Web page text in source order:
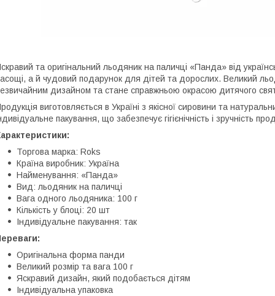
та оригінальний льодяник на паличці «Панда» від
а й чудовий подарунок для дітей та дорослих. Великий
дизайном та стане справжньою окрасою дитячого
виготовляється в Україні з якісної сировини та
пакування, що забезпечує гігієнічність і зручність
Торгова марка: Roks
Країна виробник: Україна
Найменування: «Панда»
Вид: льодяник на паличці
Вага одного льодяника: 100 г
Кількість у блоці: 20 шт
Індивідуальне пакування: так
Оригінальна форма панди
Великий розмір та вага 100 г
Яскравий дизайн, який подобається дітям
Індивідуальна упаковка